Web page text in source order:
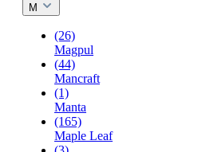
M
(26)
Magpul
(44)
Mancraft
(1)
Manta
(165)
Maple Leaf